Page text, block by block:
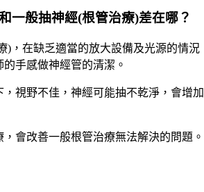
一般抽神經(根管治療)差在哪？
)，在缺乏適當的放大設備及光源的情況
手感做神經管的清潔。
視野不佳，神經可能抽不乾淨，會增加
會改善一般根管治療無法解決的問題。